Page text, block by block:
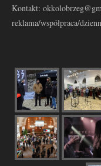
Kontakt:
reklama/współpraca/